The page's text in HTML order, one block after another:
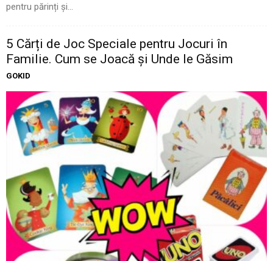
pentru părinți și...
5 Cărți de Joc Speciale pentru Jocuri în
Familie. Cum se Joacă și Unde le Găsim
GOKID